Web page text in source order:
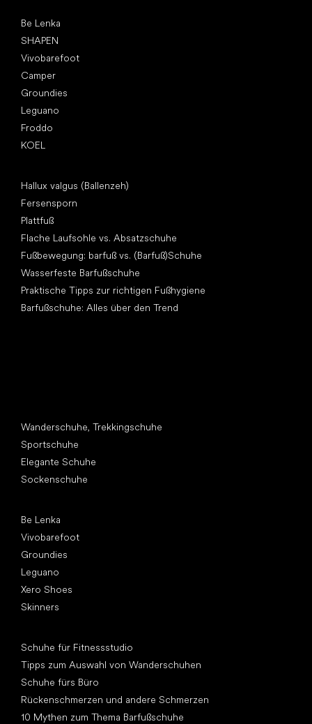
Be Lenka
SHAPEN
Vivobarefoot
Camper
Groundies
Leguano
Froddo
KOEL
Hallux valgus (Ballenzeh)
Fersensporn
Plattfuß
Flache Laufsohle vs. Absatzschuhe
Fußbewegung: barfuß vs. (Barfuß)Schuhe
Wasserfeste Barfußschuhe
Praktische Tipps zur richtigen Fußhygiene
Barfußschuhe: Alles über den Trend
Wanderschuhe, Trekkingschuhe
Sportschuhe
Elegante Schuhe
Sockenschuhe
Be Lenka
Vivobarefoot
Groundies
Leguano
Xero Shoes
Skinners
Schuhe für Fitnessstudio
Tipps zum Auswahl von Wanderschuhen
Schuhe fürs Büro
Rückenschmerzen und andere Schmerzen
10 Mythen zum Thema Barfußschuhe